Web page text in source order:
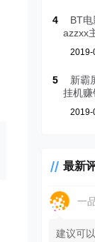
4
BT
azzxx
2019-
5
新霸
挂机
2019-
最新
一
建议可